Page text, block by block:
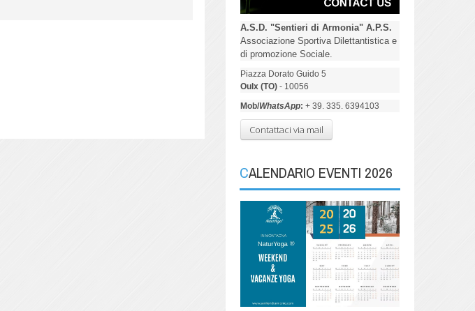
A.S.D. "Sentieri di Armonia" A.P.S.
Associazione Sportiva Dilettantistica e
di promozione Sociale.
Piazza Dorato Guido 5
Oulx (TO)- 10056
Mob/WhatsApp: + 39. 335. 6394103
Contattaci via mail
CALENDARIO EVENTI 2026